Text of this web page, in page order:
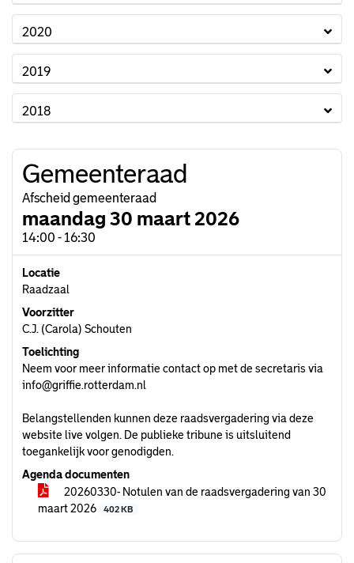
2020
2019
2018
Gemeenteraad
Afscheid gemeenteraad
maandag 30 maart 2026
14:00 - 16:30
Locatie
Raadzaal
Voorzitter
C.J. (Carola) Schouten
Toelichting
Neem voor meer informatie contact op met de secretaris via
info@griffie.rotterdam.nl
Belangstellenden kunnen deze raadsvergadering via deze
website live volgen. De publieke tribune is uitsluitend
toegankelijk voor genodigden.
Agenda documenten
20260330- Notulen van de raadsvergadering van 30
maart 2026
402 KB